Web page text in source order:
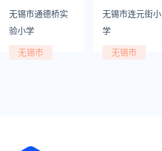
无锡市通德桥实
验小学
无锡市
无锡市连元街小
学
无锡市